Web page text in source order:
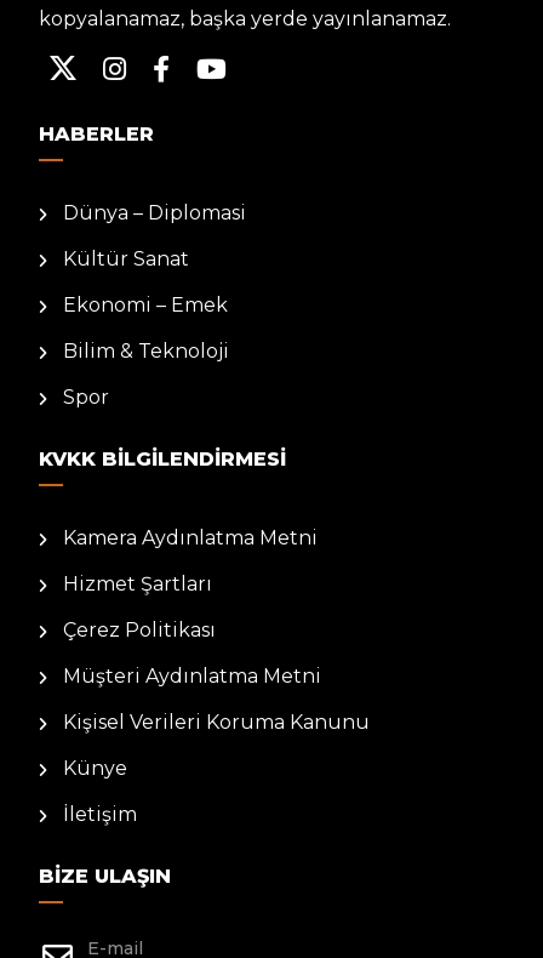
kopyalanamaz, başka yerde yayınlanamaz.
HABERLER
Dünya – Diplomasi
Kültür Sanat
Ekonomi – Emek
Bilim & Teknoloji
Spor
KVKK BILGILENDIRMESI
Kamera Aydınlatma Metni
Hizmet Şartları
Çerez Politikası
Müşteri Aydınlatma Metni
Kişisel Verileri Koruma Kanunu
Künye
İletişim
BIZE ULAŞIN
E-mail